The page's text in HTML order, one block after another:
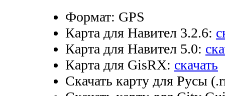
Формат: GPS
Карта для Навител 3.2.6:
Карта для Навител 5.0:
Карта для GisRX: скачать
Скачать карту для Русы